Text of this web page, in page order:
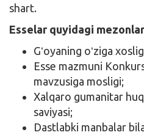
shart.
Esselar quyidagi
Gʻoyaning oʻziga
Esse mazmuni
mavzusiga mosligi;
Xalqaro gumanitar
saviyasi;
Dastlabki manbalar